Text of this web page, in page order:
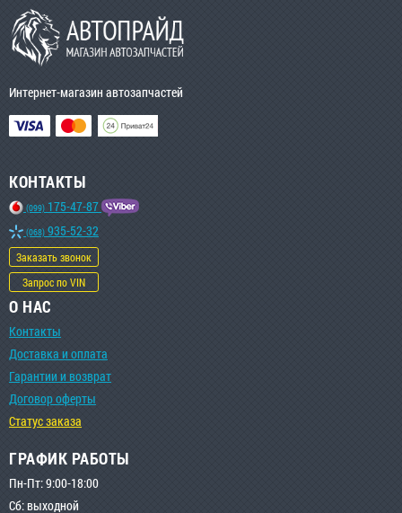
Интернет-магазин автозапчастей
КОНТАКТЫ
(099) 175-47-87
(068) 935-52-32
Заказать звонок
Запрос по VIN
О НАС
Контакты
Доставка и оплата
Гарантии и возврат
Договор оферты
Статус заказа
ГРАФИК РАБОТЫ
Пн-Пт: 9:00-18:00
Сб: выходной